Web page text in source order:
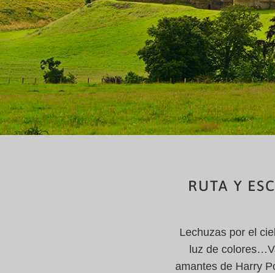
RUTA Y
Lechuzas por el
luz de
amantes de Harry